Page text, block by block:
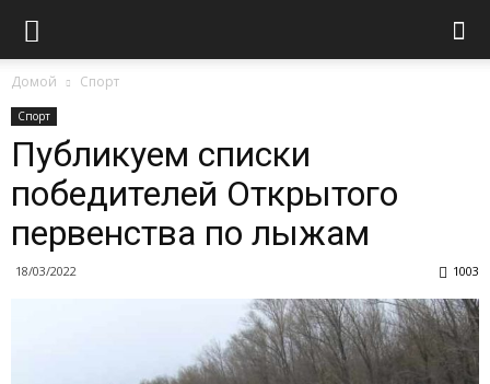
Домой Спорт
Спорт
Публикуем списки
победителей Открытого
первенства по лыжам
18/03/2022 1003